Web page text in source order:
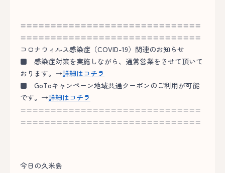
==============================
==============================
コロナウィルス感染症（COVID-19）関連のお知らせ
■ 感染症対策を実施しながら、通常営業をさせて頂いて
おります。→詳細はコチラ
■ GoToキャンペーン地域共通クーポンのご利用が可能
です。→詳細はコチラ
==============================
==============================
今日の久米島